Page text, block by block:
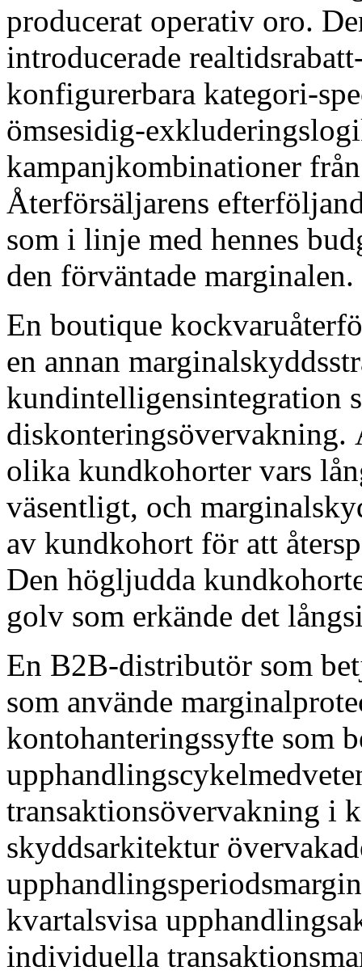
producerat operativ oro.
introducerade
konfigurerbara kategori-
ömsesidig-
kampanjkombinationer
Återförsäljarens
som i linje med hennes
den förväntade marginalen.
En boutique
en annan
kundintelligensintegration
diskonteringsövervakning.
olika kundkohorter vars
väsentligt, och
av kundkohort för att
Den högljudda
golv som erkände det
En B2B-distributör som
som använde
kontohanteringssyfte som
transaktionsövervakning i
skyddsarkitektur
kvartalsvisa
individuella